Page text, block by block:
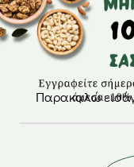
Κακάο